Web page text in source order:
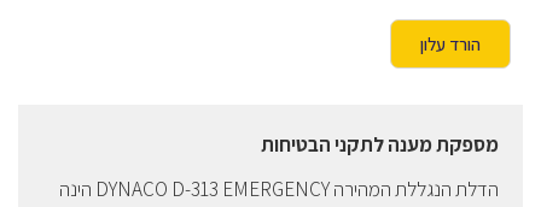
הורד עלון
מספקת מענה לתקני הבטיחות
הדלת הנגללת המהירה DYNACO D-313 EMERGENCY הינה